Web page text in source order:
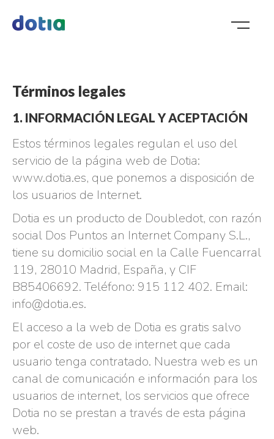
Términos legales
1. INFORMACIÓN LEGAL Y ACEPTACIÓN
Estos términos legales regulan el uso del
servicio de la página web de Dotia:
www.dotia.es, que ponemos a disposición de
los usuarios de Internet.
Dotia es un producto de Doubledot, con razón
social Dos Puntos an Internet Company S.L.,
tiene su domicilio social en la Calle Fuencarral
119, 28010 Madrid, España, y CIF
B85406692. Teléfono: 915 112 402. Email:
info@dotia.es.
El acceso a la web de Dotia es gratis salvo
por el coste de uso de internet que cada
usuario tenga contratado. Nuestra web es un
canal de comunicación e información para los
usuarios de internet, los servicios que ofrece
Dotia no se prestan a través de esta página
web.